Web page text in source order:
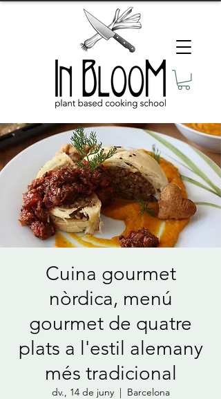
Cuina gourmet
nòrdica, menú
gourmet de quatre
plats a l'estil alemany
més tradicional
dv., 14 de juny
  |
Barcelona